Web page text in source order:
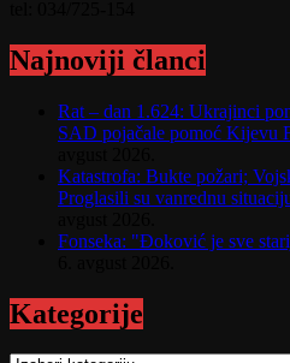
Najnoviji članci
Rat – dan 1.624: Ukrajinci
SAD pojačale pomoć Kijevu
Katastrofa: Bukte požari;
Proglasili su vanrednu
Fonseka: "Đoković je sve
Kategorije